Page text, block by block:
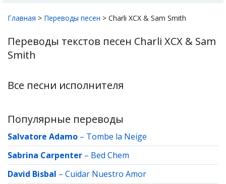
Главная > Переводы песен > Charli XCX & Sam Smith
Переводы текстов песен Charli XCX & Sam
Smith
Все песни исполнителя
Популярные переводы
Salvatore Adamo – Tombe la Neige
Sabrina Carpenter – Bed Chem
David Bisbal – Cuidar Nuestro Amor